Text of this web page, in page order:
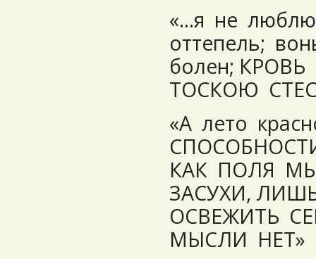
«…я не
оттепель;
болен;
ТОСКОЮ
«А лето
КАК ПОЛЯ
ЗАСУХИ,
ОСВЕЖИТЬ
МЫСЛИ НЕТ»